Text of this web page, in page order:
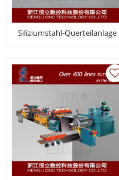
Siliziumstahl-Querteilanlage